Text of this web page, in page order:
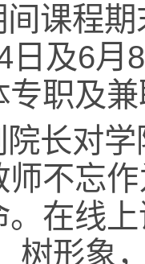
课程
日及6月
职及
长对
不忘
在线
树形象